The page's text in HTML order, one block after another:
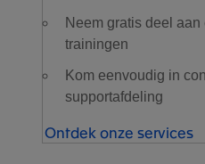
Neem gratis deel
trainingen
Kom eenvoudig in
supportafdeling
Ontdek onze services